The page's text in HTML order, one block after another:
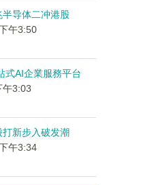
半导体二冲港股
午3:50
式AI企業服務平台
午3:03
打新步入破发潮
午3:34